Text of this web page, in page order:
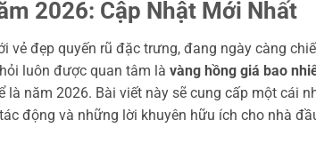
2026: Cập Nhật Mới Nhất
vẻ đẹp quyến rũ đặc trưng, đang ngày càng
luôn được quan tâm là vàng hồng giá bao
năm 2026. Bài viết này sẽ cung cấp một cái
động và những lời khuyên hữu ích cho nhà